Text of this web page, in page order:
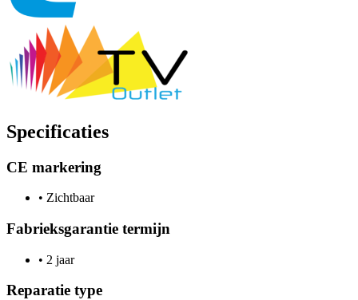
Specificaties
CE markering
• Zichtbaar
Fabrieksgarantie termijn
• 2 jaar
Reparatie type